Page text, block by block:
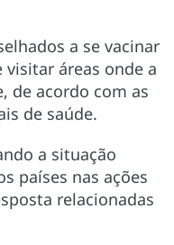
a se vacinar
visitar áreas onde a
de acordo com as
de saúde.
a situação
países nas ações
relacionadas